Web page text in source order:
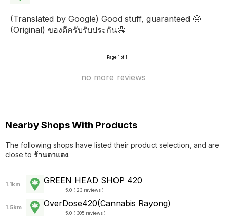
(Translated by Google) Good stuff, guaranteed 🤤
(Original) ของดีครับรับประกัน🤤
Page 1 of 1
no more reviews
Nearby Shops With Products
The following shops have listed their product selection, and are
close to ร้านตาแดง.
1.1km GREEN HEAD SHOP 420
5.0 ( 23 reviews )
1.5km OverDose420(Cannabis Rayong)
5.0 ( 305 reviews )